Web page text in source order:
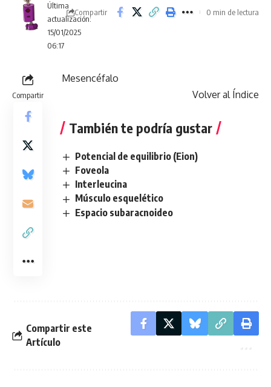
Última
actualización:
15/01/2025
06:17
Compartir 0 min de lectura
Compartir
Mesencéfalo
Volver al Índice
También te podría gustar
Potencial de equilibrio (Eion)
Foveola
Interleucina
Músculo esquelético
Espacio subaracnoideo
Compartir este
Artículo